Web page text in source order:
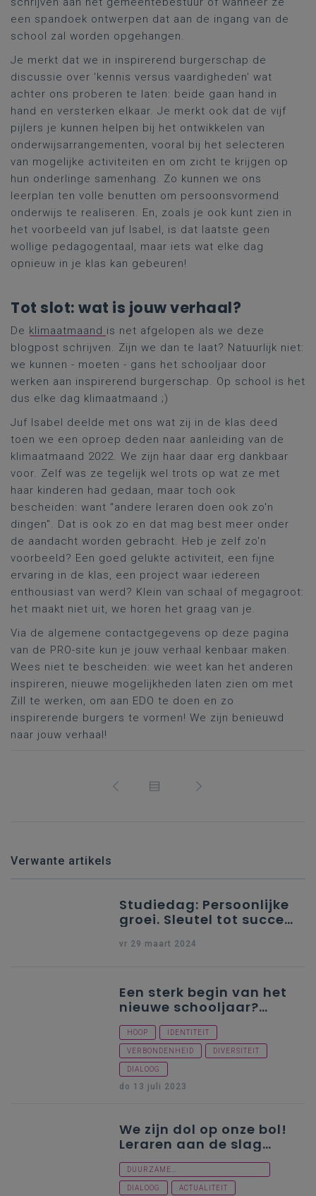
een spandoek ontwerpen dat aan de ingang van de
school zal worden opgehangen.
Je merkt dat we in inspirerend burgerschap de
discussie over 'kennis versus vaardigheden' wat
achter ons proberen te laten: beide gaan hand in
hand en versterken elkaar. Je merkt ook dat de vijf
pijlers je kunnen helpen bij het ontwikkelen van
onderwijsarrangementen, vooral bij het selecteren
van mogelijke activiteiten en om zicht te krijgen op
hun onderlinge samenhang. Zo kunnen we ons
leerplan ten volle benutten om persoonsvormend
onderwijs te realiseren. En, zoals je ook kunt zien in
het voorbeeld van juf Isabel, is dat laatste geen
wollige pedagogentaal, maar iets wat elke dag
opnieuw in je klas kan gebeuren!
Tot slot: wat is jouw verhaal?
De klimaatmaand is net afgelopen als we deze
blogpost schrijven. Zijn we dan te laat? Natuurlijk niet:
we kunnen - moeten - gans het schooljaar door
werken aan inspirerend burgerschap. Op school is het
dus elke dag klimaatmaand ;)
Juf Isabel deelde met ons wat zij in de klas deed
toen we een oproep deden naar aanleiding van de
klimaatmaand 2022. We zijn haar daar erg dankbaar
voor. Zelf was ze tegelijk wel trots op wat ze met
haar kinderen had gedaan, maar toch ook
bescheiden: want "andere leraren doen ook zo'n
dingen". Dat is ook zo en dat mag best meer onder
de aandacht worden gebracht. Heb je zelf zo'n
voorbeeld? Een goed gelukte activiteit, een fijne
ervaring in de klas, een project waar iedereen
enthousiast van werd? Klein van schaal of megagroot:
het maakt niet uit, we horen het graag van je.
Via de algemene contactgegevens op deze pagina
van de PRO-site kun je jouw verhaal kenbaar maken.
Wees niet te bescheiden: wie weet kan het anderen
inspireren, nieuwe mogelijkheden laten zien om met
Zill te werken, om aan EDO te doen en zo
inspirerende burgers te vormen! We zijn benieuwd
naar jouw verhaal!
Verwante artikels
Studiedag: Persoonlijke
groei. Sleutel tot succes
vr 29 maart 2024
Een sterk begin van het
nieuwe schooljaar?
Deze tools helpen je!
HOOP IDENTITEIT
VERBONDENHEID DIVERSITEIT
DIALOOG
do 13 juli 2023
We zijn dol op onze bol!
Leraren aan de slag
met inspirerend
burgerschap
DUURZAME
ONTWIKKELINGSDOELEN
DIALOOG
ACTUALITEIT